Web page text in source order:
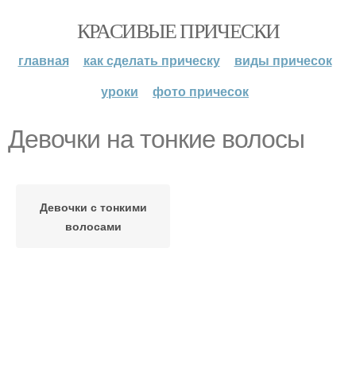
КРАСИВЫЕ ПРИЧЕСКИ
главная как сделать прическу
виды причесок
уроки
фото причесок
Девочки на тонкие волосы
Девочки с тонкими
волосами